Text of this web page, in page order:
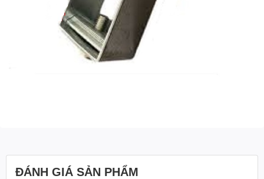
ĐÁNH GIÁ SẢN PHẨM